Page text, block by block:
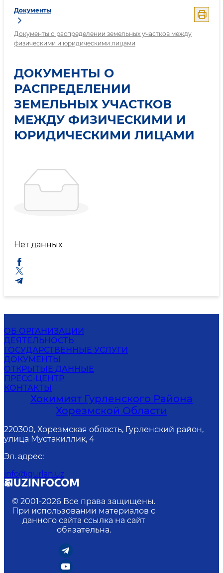
Документы
Документы о распределении земельных участков между
физическими и юридическими лицами
ДОКУМЕНТЫ О
РАСПРЕДЕЛЕНИИ
ЗЕМЕЛЬНЫХ УЧАСТКОВ
МЕЖДУ ФИЗИЧЕСКИМИ И
ЮРИДИЧЕСКИМИ ЛИЦАМИ
Нет данных
ОБ ОРГАНИЗАЦИИ
ДЕЯТЕЛЬНОСТЬ
ГОСУДАРСТВЕННЫЕ УСЛУГИ
ДОКУМЕНТЫ
ОТКРЫТЫЕ ДАННЫЕ
ПРЕСС-ЦЕНТР
КОНТАКТЫ
Хокимият Гурленского Района
Хорезмской Области
220300, Хорезмская область, Гурленский район,
улица Мустакиллик, 4
Эл. адрес:
info@gurlan.uz
© 2001-2026 Все права защищены.
При использовании материалов с
данного сайта ссылка на сайт
обязательна.